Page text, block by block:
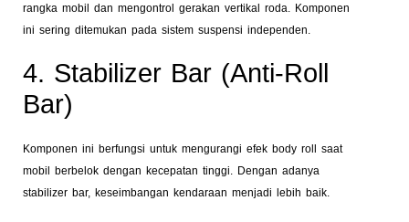
rangka mobil dan mengontrol gerakan vertikal roda. Komponen
ini sering ditemukan pada sistem suspensi independen.
4. Stabilizer Bar (Anti-Roll
Bar)
Komponen ini berfungsi untuk mengurangi efek body roll saat
mobil berbelok dengan kecepatan tinggi. Dengan adanya
stabilizer bar, keseimbangan kendaraan menjadi lebih baik.